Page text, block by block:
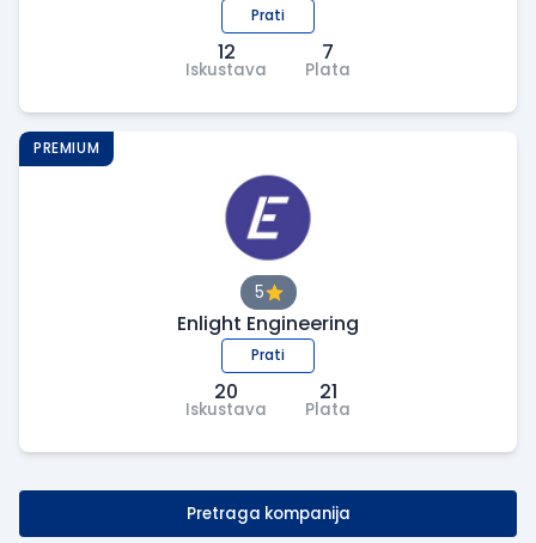
Prati
12
Iskustava
7
Plata
5
Enlight Engineering
Prati
20
Iskustava
21
Plata
PREMIUM
Pretraga kompanija